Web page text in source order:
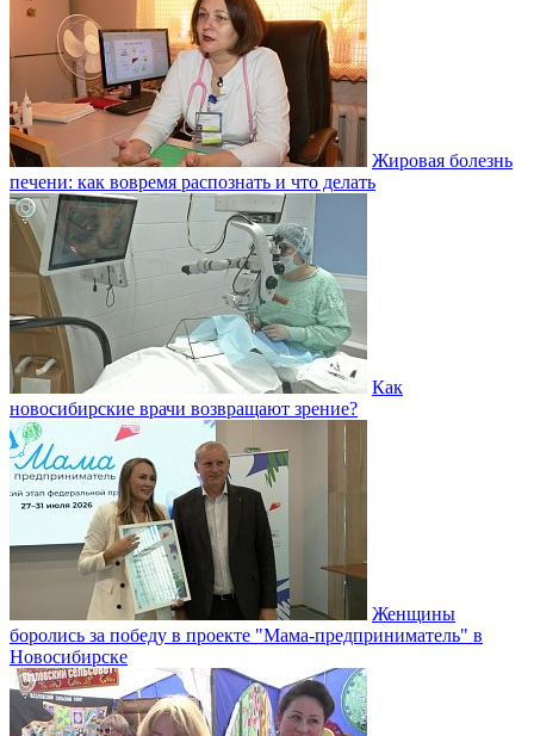
Жировая болезнь
печени: как вовремя распознать и что делать
Как
новосибирские врачи возвращают зрение?
Женщины
боролись за победу в проекте "Мама-предприниматель" в
Новосибирске